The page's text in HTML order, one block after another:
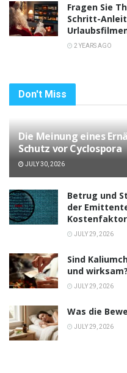
Fragen Sie
Schritt-
2 YEARS AGO
Don't Miss
Die Meinung eines
Schutz vor Cyclospora
JULY 30, 2026
Betrug und
der
JULY 29, 2026
Sind
und wirksam?
JULY 29, 2026
Was die
JULY 29, 2026